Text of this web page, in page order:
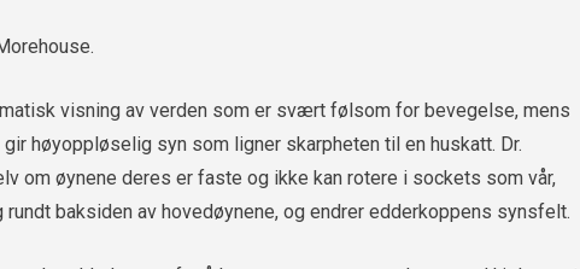
visning av verden som er svært følsom for bevegelse, mens
gir høyoppløselig syn som ligner skarpheten til en huskatt. Dr.
om øynene deres er faste og ikke kan rotere i sockets som vår,
baksiden av hovedøynene, og endrer edderkoppens synsfelt.